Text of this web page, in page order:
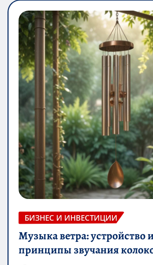
БИЗНЕС И ИНВЕСТИЦИИ
Музыка ветра: устройство
принципы звучания